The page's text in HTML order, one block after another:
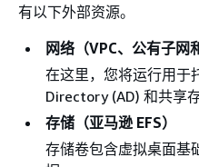
有以下外部资源。
网络（VPC、公有子网
在这里，您将运行用于
Directory (AD) 和共享
存储（亚马逊 EFS）
存储卷包含虚拟桌面基